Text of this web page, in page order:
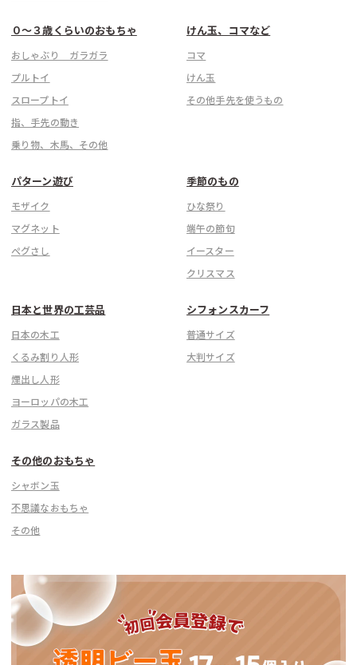
０〜３歳くらいのおもちゃ
おしゃぶり ガラガラ
プルトイ
スロープトイ
指、手先の動き
乗り物、木馬、その他
けん玉、コマなど
コマ
けん玉
その他手先を使うもの
パターン遊び
モザイク
マグネット
ぺグさし
季節のもの
ひな祭り
端午の節句
イースター
クリスマス
日本と世界の工芸品
日本の木工
くるみ割り人形
煙出し人形
ヨーロッパの木工
ガラス製品
シフォンスカーフ
普通サイズ
大判サイズ
その他のおもちゃ
シャボン玉
不思議なおもちゃ
その他